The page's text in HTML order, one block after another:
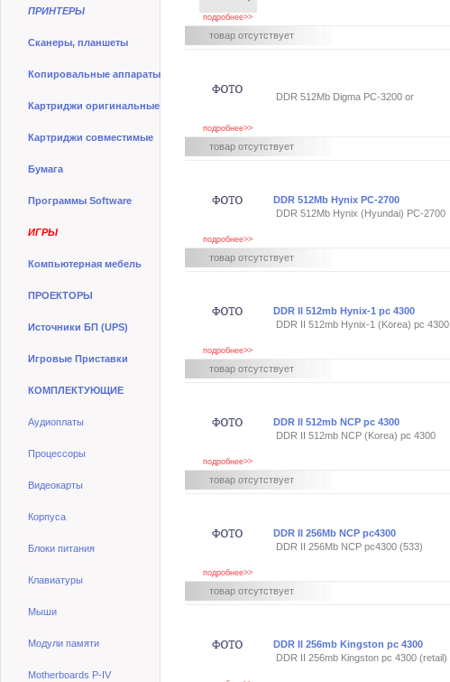
ПРИНТЕРЫ
Сканеры, планшеты
Копировальные аппараты
Картриджи оригинальные
Картриджи совместимые
Бумага
Программы Software
ИГРЫ
Компьютерная мебель
ПРОЕКТОРЫ
Источники БП (UPS)
Игровые Приставки
КОМПЛЕКТУЮЩИЕ
Аудиоплаты
Процессоры
Видеокарты
Корпуса
Блоки питания
Клавиатуры
Мыши
Модули памяти
Motherboards P-IV
подробнее>>
товар отсутствует
подробнее>>
DDR 512Mb Digma PC-3200 or
товар отсутствует
подробнее>>
DDR 512Mb Hynix PC-2700
DDR 512Mb Hynix (Hyundai) PC-2700
товар отсутствует
подробнее>>
DDR II 512mb Hynix-1 pc 4300
DDR II 512mb Hynix-1 (Korea) pc 4300
товар отсутствует
подробнее>>
DDR II 512mb NCP pc 4300
DDR II 512mb NCP (Korea) pc 4300
товар отсутствует
подробнее>>
DDR II 256Mb NCP pc4300
DDR II 256Mb NCP pc4300 (533)
товар отсутствует
DDR II 256mb Kingston pc 4300
DDR II 256mb Kingston pc 4300 (retail)